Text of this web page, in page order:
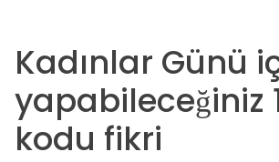
Kadınlar Günü
yapabileceğiniz
kodu fikri